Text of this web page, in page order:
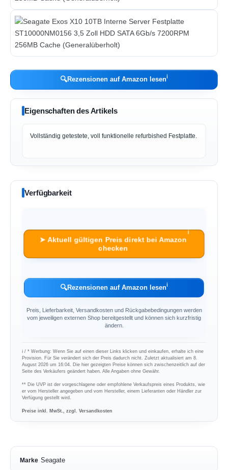
🔍Rezensionen auf Amazon lesenℹ︎
Eigenschaften des Artikels
Vollständig getestete, voll funktionelle refurbished Festplatte.
Verfügbarkeit
➤ Aktuell gültigen Preis direkt bei Amazon
checken
ℹ︎
🔍Rezensionen auf Amazon lesenℹ︎
Preis, Lieferbarkeit, Versandkosten und Rückgabebedingungen werden
vom jeweiligen externen Shop bereitgestellt und können sich kurzfristig
ändern.
ℹ︎ / * Werbung: Wenn Sie auf einen dieser Links klicken und einkaufen, erhalte ich eine
Provision. Für Sie verändert sich der Preis dadurch nicht. Zuletzt aktualisiert am 8.
August 2026 um 16:04. Die hier gezeigten Preise können sich zwischenzeitlich auf der
Seite des Verkäufers geändert haben. Alle Angaben ohne Gewähr.
** Die UVP ist der vorgeschlagene oder empfohlene Verkaufspreis eines Produkts, wie
er vom Hersteller angegeben und vom Hersteller, einem Lieferanten oder Händler zur
Verfügung gestellt wird.
Preise inkl. MwSt., zzgl. Versandkosten
Marke Seagate